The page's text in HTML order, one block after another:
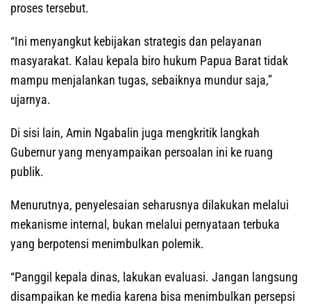
proses tersebut.
“Ini menyangkut kebijakan strategis dan pelayanan
masyarakat. Kalau kepala biro hukum Papua Barat tidak
mampu menjalankan tugas, sebaiknya mundur saja,”
ujarnya.
Di sisi lain, Amin Ngabalin juga mengkritik langkah
Gubernur yang menyampaikan persoalan ini ke ruang
publik.
Menurutnya, penyelesaian seharusnya dilakukan melalui
mekanisme internal, bukan melalui pernyataan terbuka
yang berpotensi menimbulkan polemik.
“Panggil kepala dinas, lakukan evaluasi. Jangan langsung
disampaikan ke media karena bisa menimbulkan persepsi